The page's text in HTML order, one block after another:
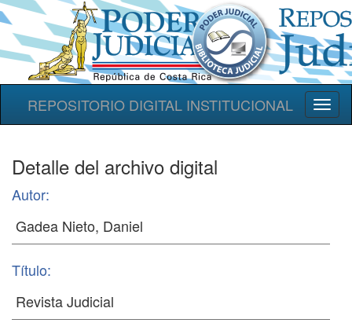
REPOSITORIO DIGITAL INSTITUCIONAL
Detalle del archivo digital
Autor:
Título: